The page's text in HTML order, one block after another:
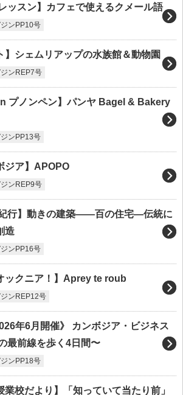
ッスン】カフェで使えるクメール語
ンPP10号
】シェムリアップの水族館＆動物園
ンREP7号
プノンペン】パンヤ Bagel & Bakery
ンPP13号
ジア】APOPO
ンREP9号
紀行】動きの建築——百の住宅―伝統に
造
ンPP16号
ックニア！】Aprey te roub
ンREP12号
年6月開催》 カンボジア・ビジネス
最前線を歩く4日間〜
ンPP18号
業校だより】「知っていて当たり前」